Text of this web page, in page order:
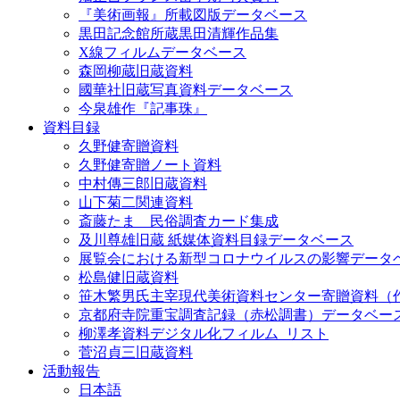
『美術画報』所載図版データベース
黒田記念館所蔵黒田清輝作品集
X線フィルムデータベース
森岡柳蔵旧蔵資料
國華社旧蔵写真資料データベース
今泉雄作『記事珠』
資料目録
久野健寄贈資料
久野健寄贈ノート資料
中村傳三郎旧蔵資料
山下菊二関連資料
斎藤たま 民俗調査カード集成
及川尊雄旧蔵 紙媒体資料目録データベース
展覧会における新型コロナウイルスの影響データ
松島健旧蔵資料
笹木繁男氏主宰現代美術資料センター寄贈資料（
京都府寺院重宝調査記録（赤松調書）データベー
柳澤孝資料デジタル化フィルム_リスト
菅沼貞三旧蔵資料
活動報告
日本語